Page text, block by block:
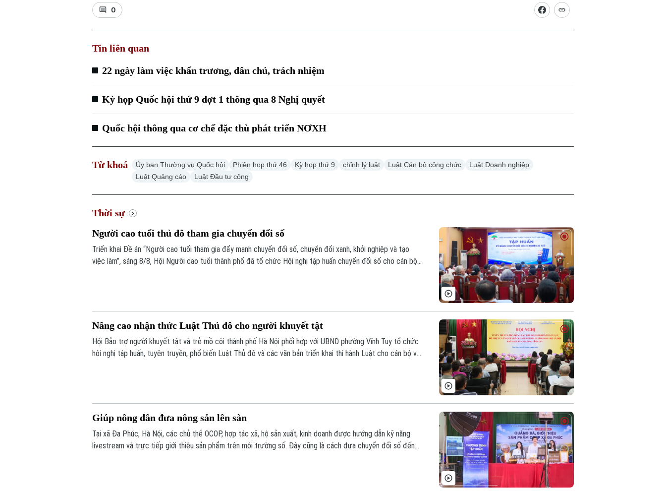
0
Tin liên quan
22 ngày làm việc khẩn trương, dân chủ, trách nhiệm
Kỳ họp Quốc hội thứ 9 đợt 1 thông qua 8 Nghị quyết
Quốc hội thông qua cơ chế đặc thù phát triển NƠXH
Từ khoá Ủy ban Thường vụ Quốc hội Phiên họp thứ 46 Kỳ họp thứ 9 chỉnh lý luật Luật Cán bộ công chức
Luật Doanh nghiệp
Luật Quảng cáo
Luật Đầu tư công
Thời sự
Người cao tuổi thủ đô tham gia chuyển đổi số
Triển khai Đề án “Người cao tuổi tham gia đẩy mạnh chuyển đổi số, chuyển đổi xanh, khởi nghiệp và tạo
việc làm”, sáng 8/8, Hội Người cao tuổi thành phố đã tổ chức Hội nghị tập huấn chuyển đổi số cho cán bộ,
Nâng cao nhận thức Luật Thủ đô cho người khuyết tật
Hội Bảo trợ người khuyết tật và trẻ mồ côi thành phố Hà Nội phối hợp với UBND phường Vĩnh Tuy tổ chức
hội nghị tập huấn, tuyên truyền, phổ biến Luật Thủ đô và các văn bản triển khai thi hành Luật cho cán bộ và
Giúp nông dân đưa nông sản lên sàn
Tại xã Đa Phúc, Hà Nội, các chủ thể OCOP, hợp tác xã, hộ sản xuất, kinh doanh được hướng dẫn kỹ năng
livestream và trực tiếp giới thiệu sản phẩm trên môi trường số. Đây cũng là cách đưa chuyển đổi số đến